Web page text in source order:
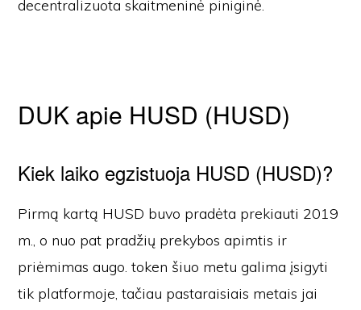
decentralizuota skaitmeninė piniginė.
DUK apie HUSD (HUSD)
Kiek laiko egzistuoja HUSD (HUSD)?
Pirmą kartą HUSD buvo pradėta prekiauti 2019
m., o nuo pat pradžių prekybos apimtis ir
priėmimas augo. token šiuo metu galima įsigyti
tik platformoje, tačiau pastaraisiais metais jai